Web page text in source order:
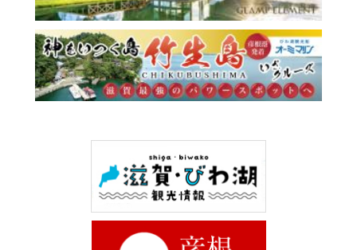
Select Language ▼